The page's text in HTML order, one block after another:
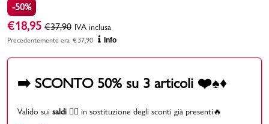
Marchi
Carrello
Promo & News
-50%
€18,95 €37,90 IVA inclusa
Precedentemente era €37,90 Info
➡️ SCONTO 50% su 3 articoli ❤️♠️♦️
Valido sui saldi 👉🏻 in sostituzione degli sconti già presenti🔥